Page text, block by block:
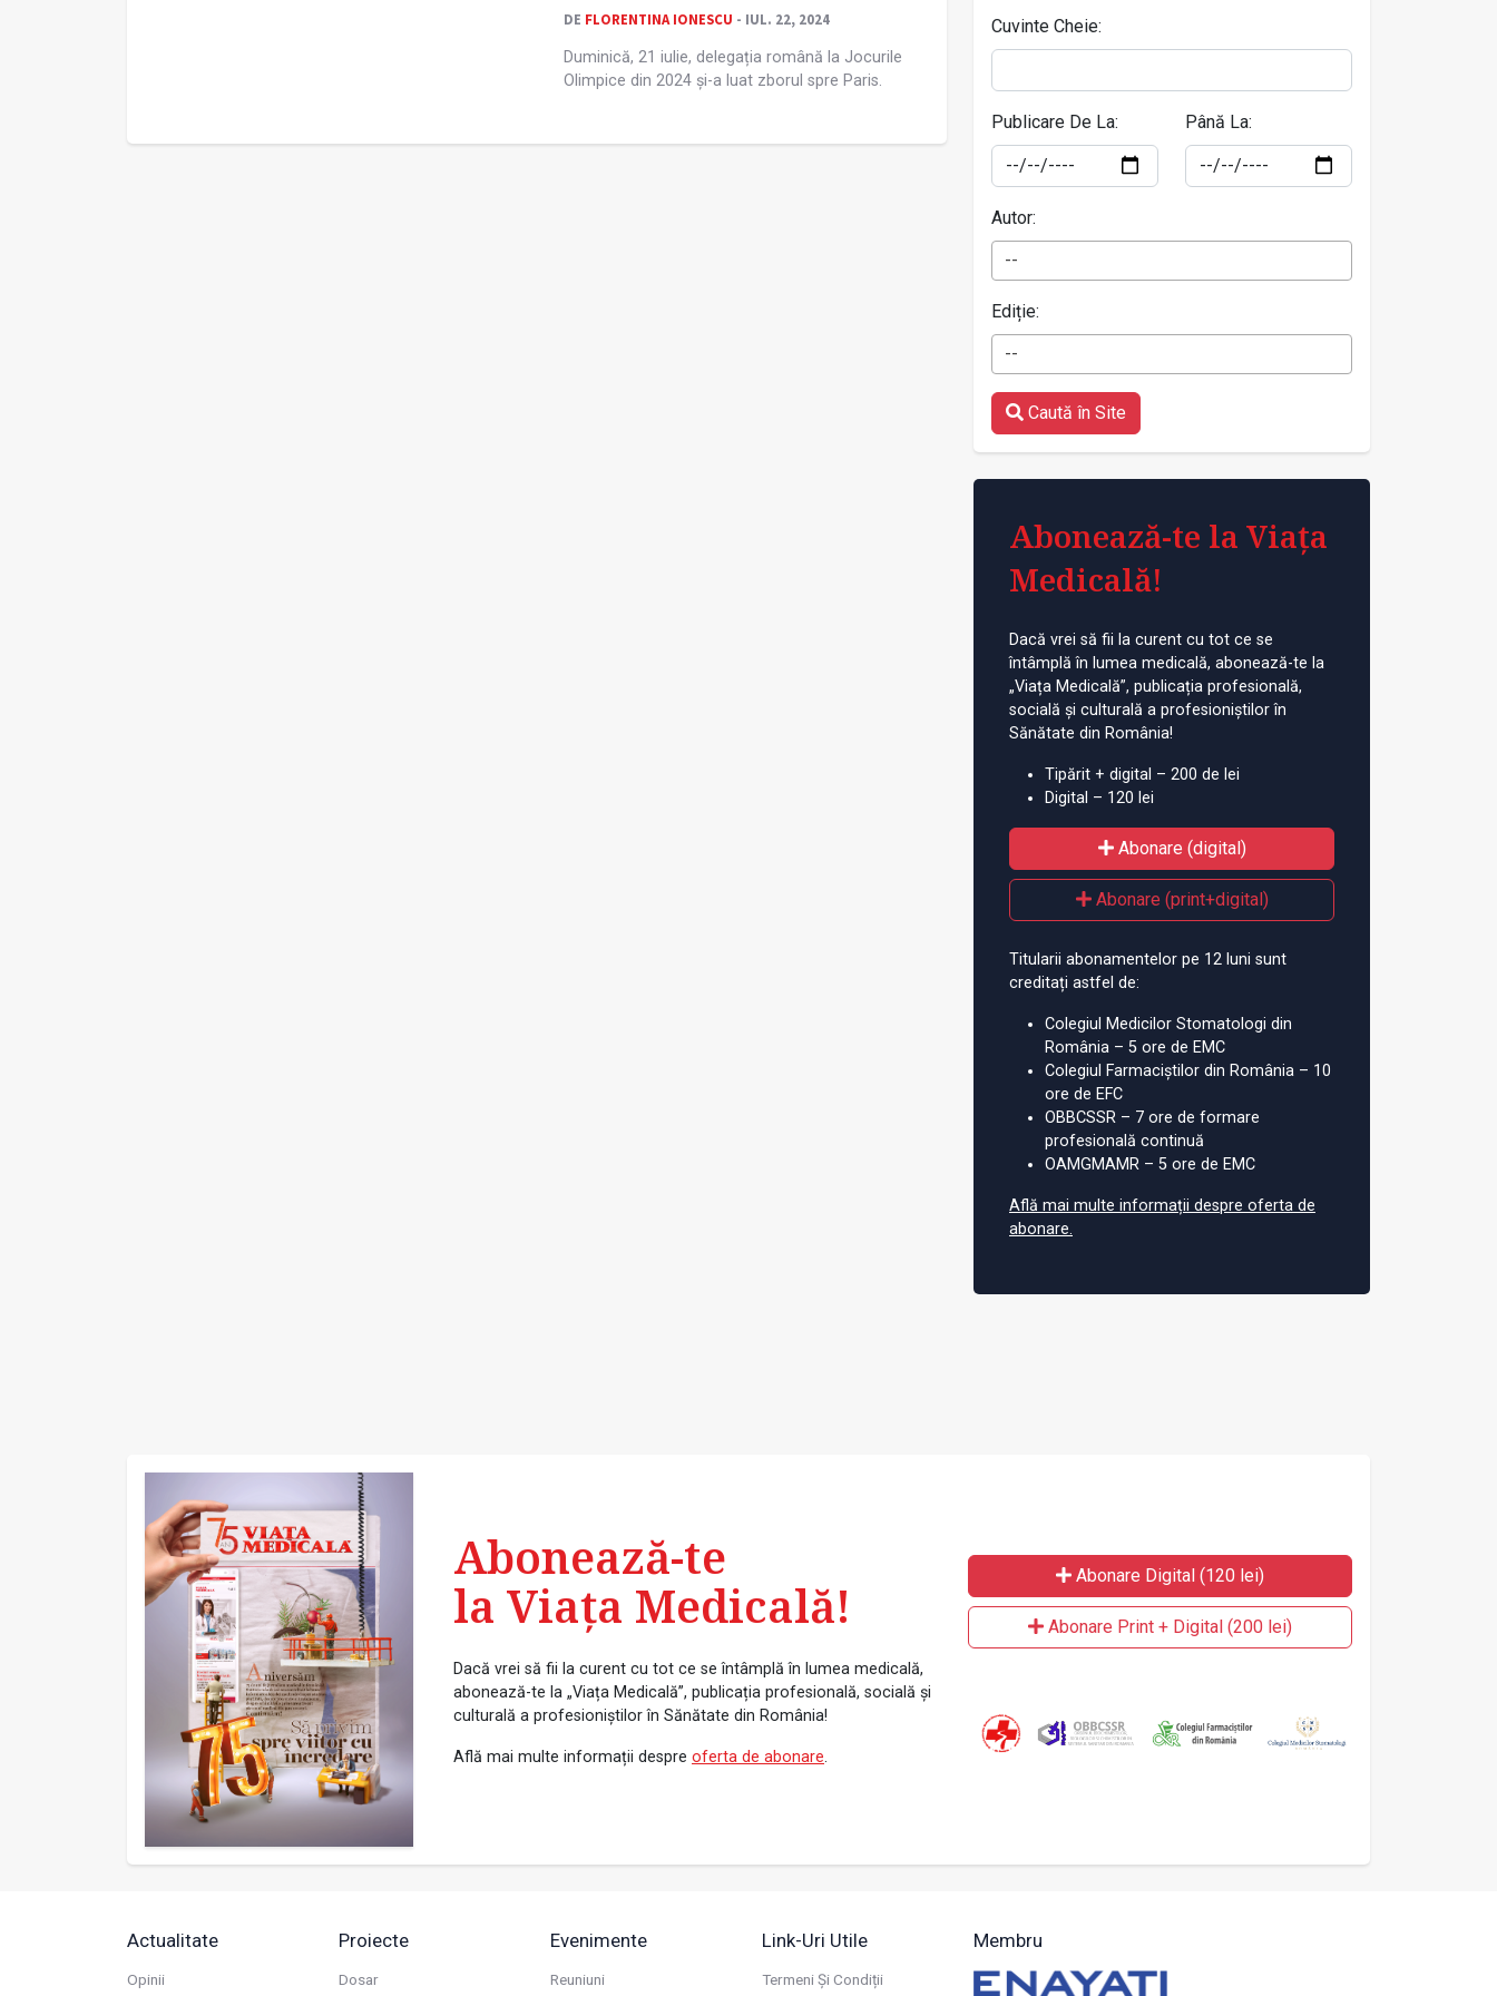
DE FLORENTINA IONESCU - IUL. 22, 2024
Duminică, 21 iulie, delegația română la Jocurile
Olimpice din 2024 și-a luat zborul spre Paris.
Cuvinte Cheie:
Publicare De La: Până La:
Autor:
--
Ediție:
--
Caută în Site
Abonează-te la Viața
Medicală!
Dacă vrei să fii la curent cu tot ce se
întâmplă în lumea medicală, abonează-te la
„Viața Medicală”, publicația profesională,
socială și culturală a profesioniștilor în
Sănătate din România!
Tipărit + digital – 200 de lei
Digital – 120 lei
Abonare (digital)
Abonare (print+digital)
Titularii abonamentelor pe 12 luni sunt
creditați astfel de:
Colegiul Medicilor Stomatologi din
România – 5 ore de EMC
Colegiul Farmaciștilor din România – 10
ore de EFC
OBBCSSR – 7 ore de formare
profesională continuă
OAMGMAMR – 5 ore de EMC
Află mai multe informații despre oferta de
abonare.
Abonează-te
la Viața Medicală!
Dacă vrei să fii la curent cu tot ce se întâmplă în lumea medicală,
abonează-te la „Viața Medicală”, publicația profesională, socială și
culturală a profesioniștilor în Sănătate din România!
Află mai multe informații despre oferta de abonare.
Abonare Digital (120 lei)
Abonare Print + Digital (200 lei)
Actualitate
Opinii
Proiecte
Dosar
Evenimente
Reuniuni
Link-Uri Utile
Termeni Și Condiții
Membru